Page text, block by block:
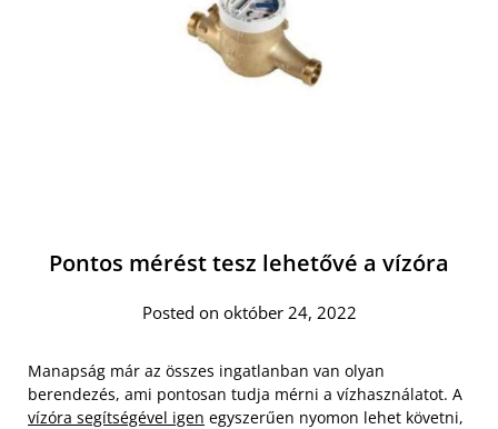
Pontos mérést tesz lehetővé a vízóra
Posted on október 24, 2022
Manapság már az összes ingatlanban van olyan
berendezés, ami pontosan tudja mérni a vízhasználatot. A
vízóra segítségével igen egyszerűen nyomon lehet követni,